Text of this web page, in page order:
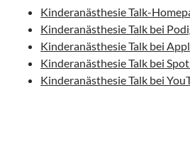
Kinderanästhesie Talk-
Kinderanästhesie Talk bei
Kinderanästhesie Talk bei
Kinderanästhesie Talk bei
Kinderanästhesie Talk bei